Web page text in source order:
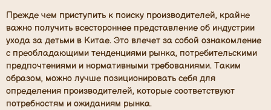
Прежде чем приступить к поиску производителей, крайне
важно получить всестороннее представление об индустрии
ухода за детьми в Китае. Это влечет за собой ознакомление
с преобладающими тенденциями рынка, потребительскими
предпочтениями и нормативными требованиями. Таким
образом, можно лучше позиционировать себя для
определения производителей, которые соответствуют
потребностям и ожиданиям рынка.